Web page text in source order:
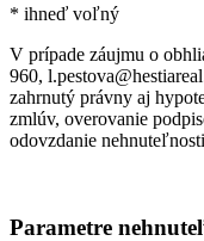
* ihneď voľný
V prípade záujmu o
960,
zahrnutý právny aj
zmlúv, overovanie
odovzdanie
Parametre